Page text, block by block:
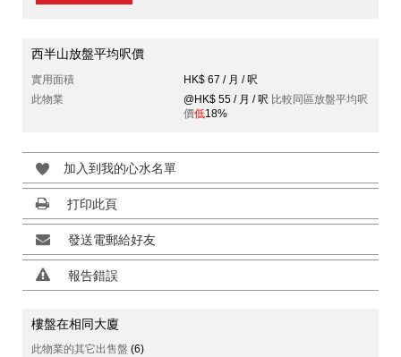
西半山放盤平均呎價
實用面積
HK$ 67 / 月 / 呎
此物業
@HK$ 55 / 月 / 呎 比較同區放盤平均呎
價低18%
加入到我的心水名單
打印此頁
發送電郵給好友
報告錯誤
樓盤在相同大廈
此物業的其它出售盤 (6)